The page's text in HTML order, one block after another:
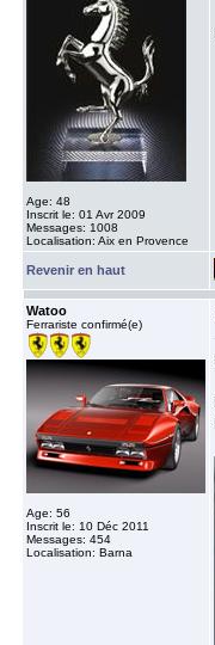
Age: 48
Inscrit le: 01 Avr 2009
Messages: 1008
Localisation: Aix en Provence
Revenir en haut
Watoo
Ferrariste confirmé(e)
Age: 56
Inscrit le: 10 Déc 2011
Messages: 454
Localisation: Barna